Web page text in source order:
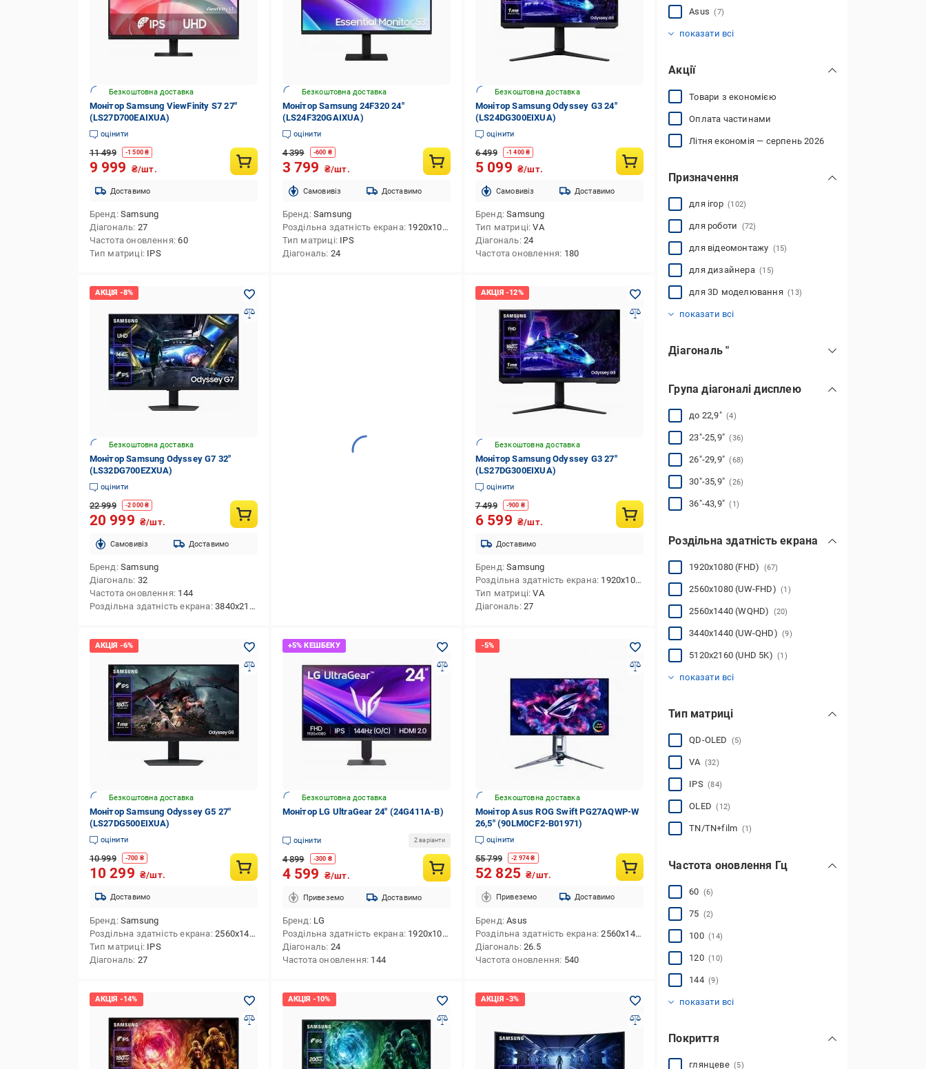
Безкоштовна доставка
Монітор Samsung ViewFinity S7 27"
(LS27D700EAIXUA)
оцінити
11 499 -1 500₴
9 999 ₴/шт.
Доставимо
Бренд Samsung
Діагональ 27
Частота оновлення 60
Тип матриці IPS
Безкоштовна доставка
Монітор Samsung 24F320 24"
(LS24F320GAIXUA)
оцінити
4 399 -600 ₴
3 799 ₴/шт.
Cамовивіз Доставимо
Бренд Samsung
Роздільна здатність екрана 1920x1080 (FHD)
Тип матриці IPS
Діагональ 24
Безкоштовна доставка
Монітор Samsung Odyssey G3 24"
(LS24DG300EIXUA)
оцінити
6 499 -1 400₴
5 099 ₴/шт.
Cамовивіз Доставимо
Бренд Samsung
Тип матриці VA
Діагональ 24
Частота оновлення 180
Безкоштовна доставка
Монітор Samsung Odyssey G7 32"
(LS32DG700EZXUA)
оцінити
22 999 -2 000₴
20 999 ₴/шт.
Cамовивіз Доставимо
Бренд Samsung
Діагональ 32
Частота оновлення 144
Роздільна здатність екрана 3840x2160 (UHD 4K)
Безкоштовна доставка
Монітор Samsung Odyssey G3 27"
(LS27DG300EIXUA)
оцінити
7 499 -900 ₴
6 599 ₴/шт.
Доставимо
Бренд Samsung
Роздільна здатність екрана 1920x1080 (FHD)
Тип матриці VA
Діагональ 27
Безкоштовна доставка
Монітор Samsung Odyssey G5 27"
(LS27DG500EIXUA)
оцінити
10 999 -700 ₴
10 299 ₴/шт.
Доставимо
Бренд Samsung
Роздільна здатність екрана 2560x1440 (QHD)
Тип матриці IPS
Діагональ 27
Безкоштовна доставка
Монітор LG UltraGear 24" (24G411A-B)
оцінити 2 варіанти
4 899 -300 ₴
4 599 ₴/шт.
Привеземо Доставимо
Бренд LG
Роздільна здатність екрана 1920x1080 (FHD)
Діагональ 24
Частота оновлення 144
Безкоштовна доставка
Монітор Asus ROG Swift PG27AQWP-W
26,5" (90LM0CF2-B01971)
оцінити
55 799 -2 974 ₴
52 825 ₴/шт.
Привеземо Доставимо
Бренд Asus
Роздільна здатність екрана 2560x1440 (QHD)
Діагональ 26.5
Частота оновлення 540
Asus(7)
показати всі
Акції
Товари з економією
Оплата частинами
Літня економія — серпень 2026
Призначення
для ігор(102)
для роботи (72)
для відеомонтажу (15)
для дизайнера(15)
для 3D моделювання(13)
показати всі
Діагональ "
21.45(1)
21.5(2)
23.8(13)
24 (5)
показати всі
Група діагоналі дисплею
до 22,9"(4)
23"-25,9"(36)
26"-29,9"(68)
30"-35,9"(26)
36"-43,9"(1)
Роздільна здатність екрана
1920x1080 (FHD) (67)
2560x1080 (UW-FHD)(1)
2560x1440 (WQHD) (20)
3440x1440 (UW-QHD)(9)
5120x2160 (UHD 5K)(1)
показати всі
Тип матриці
QD-OLED (5)
VA (32)
IPS(84)
OLED(12)
TN/TN+film (1)
Частота оновлення Гц
60 (6)
75 (2)
100(14)
120(10)
144(9)
показати всі
Покриття
глянцеве(5)